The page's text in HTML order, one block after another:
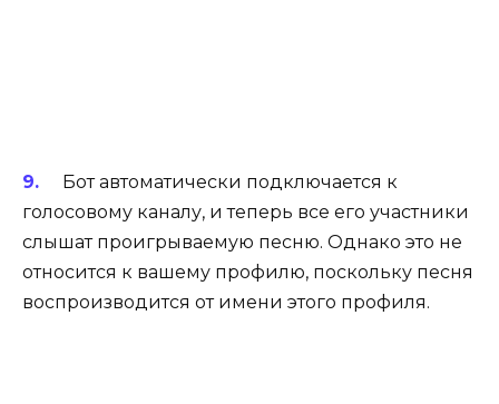
Бот автоматически подключается к
голосовому каналу, и теперь все его участники
слышат проигрываемую песню. Однако это не
относится к вашему профилю, поскольку песня
воспроизводится от имени этого профиля.